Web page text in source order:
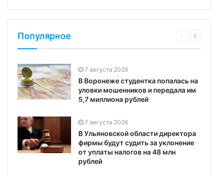
Популярное
7 августа 2026
В Воронеже студентка попалась на
уловки мошенников и передала им
5,7 миллиона рублей
7 августа 2026
В Ульяновской области директора
фирмы будут судить за уклонение
от уплаты налогов на 48 млн
рублей